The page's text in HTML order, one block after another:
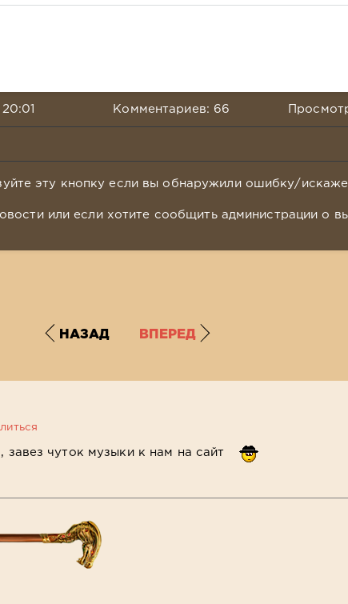
Комментариев: 66
эту кнопку если вы обнаружили ошибку/
или если хотите сообщить администрации о
НАЗАД ВПЕРЕД
завез чуток музыки к нам на сайт